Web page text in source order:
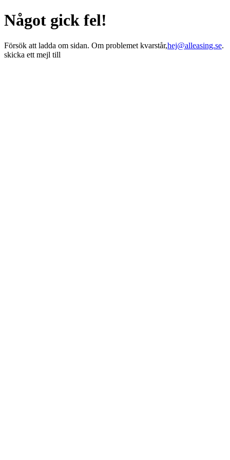
Något gick fel!
Försök att ladda om sidan. Om problemet kvarstår,hej@alleasing.se.
skicka ett mejl till